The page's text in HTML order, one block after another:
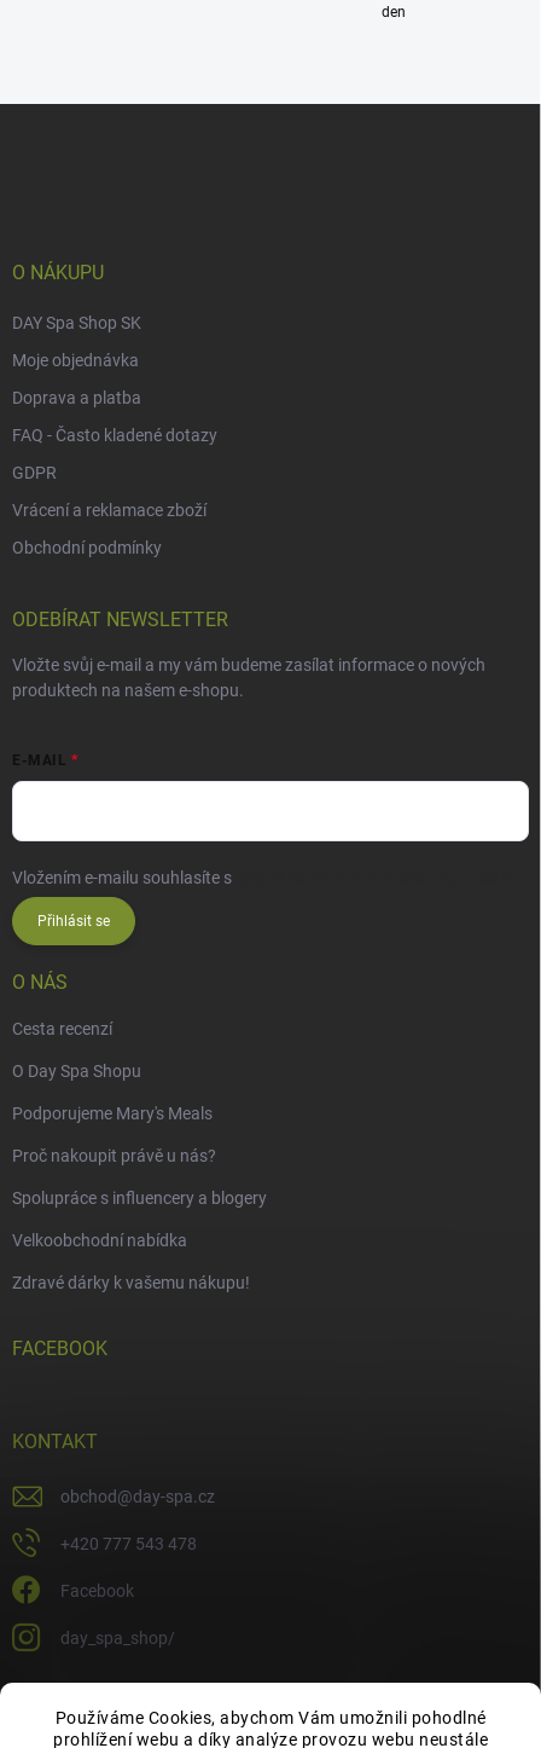
Používáme Cookies, abychom Vám umožnili pohodlné
prohlížení webu a díky analýze provozu webu neustále
den
O NÁKUPU
DAY Spa Shop SK
Moje objednávka
Doprava a platba
FAQ - Často kladené dotazy
GDPR
Vrácení a reklamace zboží
Obchodní podmínky
ODEBÍRAT NEWSLETTER
Vložte svůj e-mail a my vám budeme zasílat informace o nových
produktech na našem e-shopu.
E-MAIL
Vložením e-mailu souhlasíte s
Přihlásit se
O NÁS
Cesta recenzí
O Day Spa Shopu
Podporujeme Mary's Meals
Proč nakoupit právě u nás?
Spolupráce s influencery a blogery
Velkoobchodní nabídka
Zdravé dárky k vašemu nákupu!
FACEBOOK
KONTAKT
obchod@day-spa.cz
+420 777 543 478
Facebook
day_spa_shop/
OCHRANA OSOBNÍCH ÚDAJŮ